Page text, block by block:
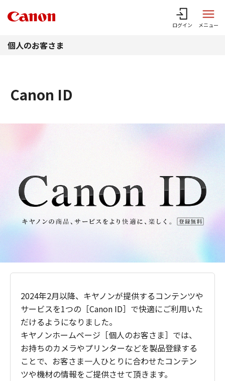
ログイン メニュー
個人のお客さま
Canon ID
2024年2月以降、キヤノンが提供するコンテンツや
サービスを1つの［Canon ID］で快適にご利用いた
だけるようになりました。
キヤノンホームページ［個人のお客さま］では、
お持ちのカメラやプリンターなどを製品登録する
ことで、お客さま一人ひとりに合わせたコンテン
ツや機材の情報をご提供させて頂きます。